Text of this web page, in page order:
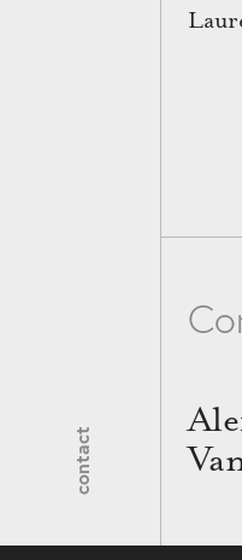
contact